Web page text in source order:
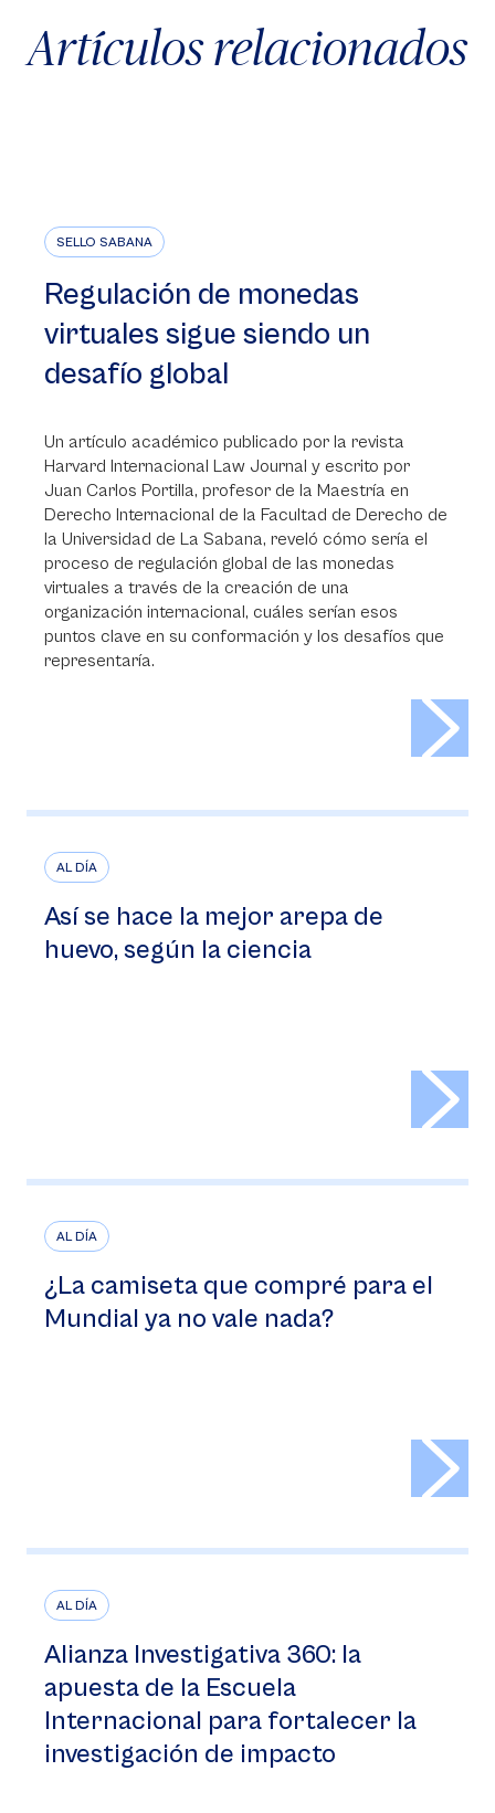
Artículos relacionados
SELLO SABANA
Regulación de monedas
virtuales sigue siendo un
desafío global
Un artículo académico publicado por la revista
Harvard Internacional Law Journal y escrito por
Juan Carlos Portilla, profesor de la Maestría en
Derecho Internacional de la Facultad de Derecho de
la Universidad de La Sabana, reveló cómo sería el
proceso de regulación global de las monedas
virtuales a través de la creación de una
organización internacional, cuáles serían esos
puntos clave en su conformación y los desafíos que
representaría.
AL DÍA
Así se hace la mejor arepa de
huevo, según la ciencia
AL DÍA
¿La camiseta que compré para el
Mundial ya no vale nada?
AL DÍA
Alianza Investigativa 360: la
apuesta de la Escuela
Internacional para fortalecer la
investigación de impacto